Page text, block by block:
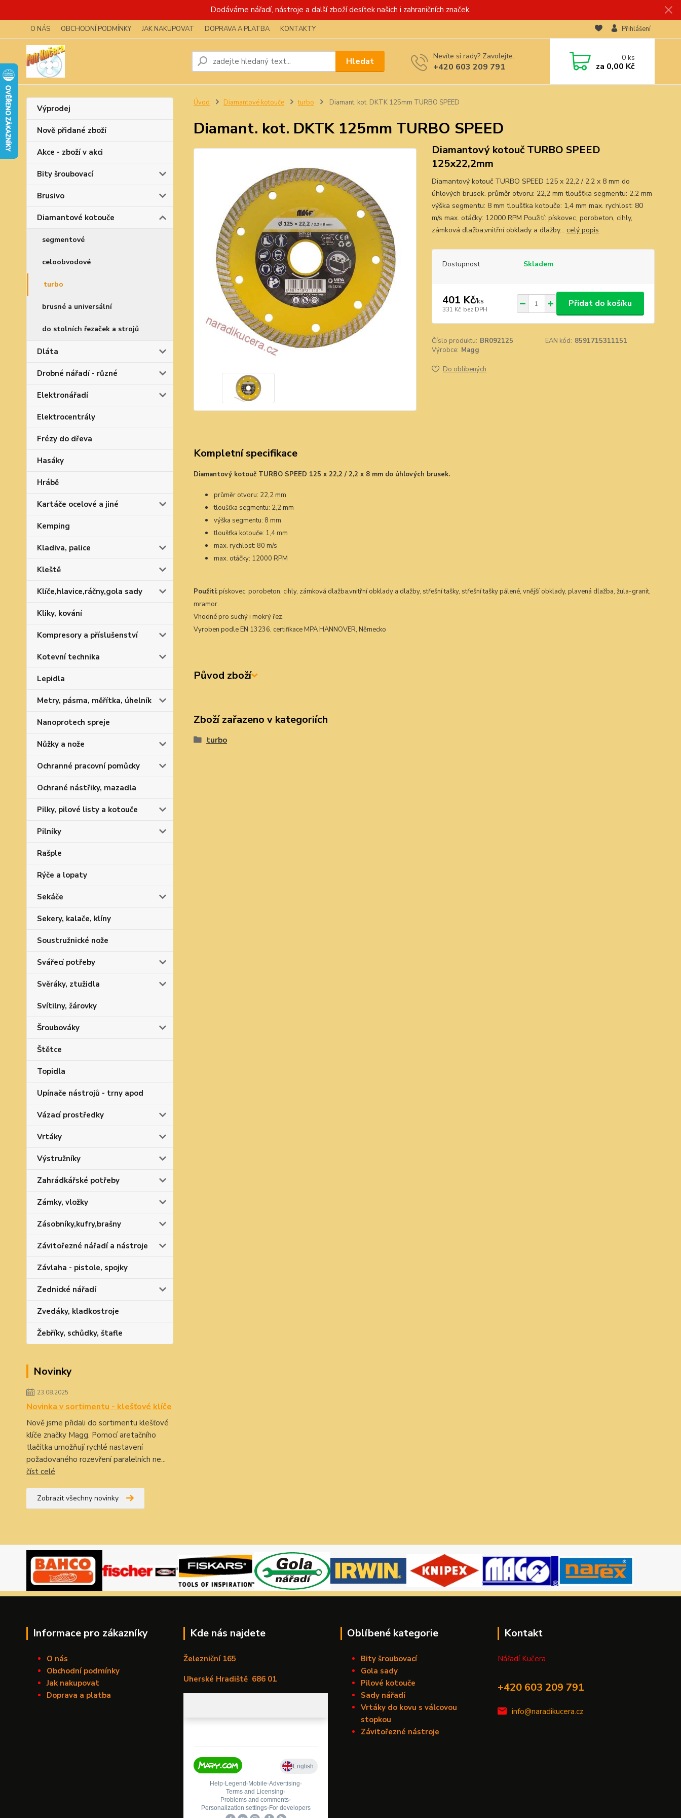
Dodáváme nářadí, nástroje a další zboží desítek našich i zahraničních značek.
O NÁS OBCHODNÍ PODMÍNKY JAK NAKUPOVAT DOPRAVA A PLATBA KONTAKTY Přihlášení
Hledat Nevíte si rady? Zavolejte.
+420 603 209 791
0ks
za 0,00 Kč
Výprodej
Nově přidané zboží
Akce - zboží v akci
Bity šroubovací
Brusivo
Diamantové kotouče
segmentové
celoobvodové
turbo
brusné a universální
do stolních řezaček a strojů
Dláta
Drobné nářadí - různé
Elektronářadí
Elektrocentrály
Frézy do dřeva
Hasáky
Hrábě
Kartáče ocelové a jiné
Kemping
Kladiva, palice
Kleště
Klíče,hlavice,ráčny,gola sady
Kliky, kování
Kompresory a příslušenství
Kotevní technika
Lepidla
Metry, pásma, měřítka, úhelník
Nanoprotech spreje
Nůžky a nože
Ochranné pracovní pomůcky
Ochrané nástřiky, mazadla
Pilky, pilové listy a kotouče
Pilníky
Rašple
Rýče a lopaty
Sekáče
Sekery, kalače, klíny
Soustružnické nože
Svářecí potřeby
Svěráky, ztužidla
Svítilny, žárovky
Šroubováky
Štětce
Topidla
Upínače nástrojů - trny apod
Vázací prostředky
Vrtáky
Výstružníky
Zahrádkářské potřeby
Zámky, vložky
Zásobníky,kufry,brašny
Závitořezné nářadí a nástroje
Závlaha - pistole, spojky
Zednické nářadí
Zvedáky, kladkostroje
Žebříky, schůdky, štafle
Novinky
23.08.2025
Novinka v sortimentu - klešťové klíče
Nově jsme přidali do sortimentu klešťové
klíče značky Magg. Pomocí aretačního
tlačítka umožňují rychlé nastavení
požadovaného rozevření paralelních ne...
číst celé
Zobrazit všechny novinky
Úvod Diamantové kotouče turbo Diamant. kot. DKTK 125mm TURBO SPEED
Diamant. kot. DKTK 125mm TURBO SPEED
Diamantový kotouč TURBO SPEED
125x22,2mm
Diamantový kotouč TURBO SPEED 125 x 22,2 / 2,2 x 8 mm do
úhlových brusek. průměr otvoru: 22,2 mm tloušťka segmentu: 2,2 mm
výška segmentu: 8 mm tloušťka kotouče: 1,4 mm max. rychlost: 80
m/s max. otáčky: 12000 RPM Použití: pískovec, porobeton, cihly,
zámková dlažba,vnitřní obklady a dlažby... celý popis
Dostupnost Skladem
401 Kč/ks
331 Kč bez DPH
Přidat do košíku
Číslo produktu: BR092125 EAN kód: 8591715311151
Výrobce: Magg
Do oblíbených
Kompletní specifikace
Diamantový kotouč TURBO SPEED 125 x 22,2 / 2,2 x 8 mm do úhlových brusek.
průměr otvoru: 22,2 mm
tloušťka segmentu: 2,2 mm
výška segmentu: 8 mm
tloušťka kotouče: 1,4 mm
max. rychlost: 80 m/s
max. otáčky: 12000 RPM
Použití:pískovec, porobeton, cihly, zámková dlažba,vnitřní obklady a dlažby, střešní tašky, střešní tašky pálené, vnější obklady, plavená dlažba, žula-granit,
mramor.
Vhodné pro suchý i mokrý řez.
Vyroben podle EN 13236, certifikace MPA HANNOVER, Německo
Původ zboží
Zboží zařazeno v kategoriích
turbo
Informace pro zákazníky
O nás
Obchodní podmínky
Jak nakupovat
Doprava a platba
Kde nás najdete
Železniční 165
Uherské Hradiště 686 01
Oblíbené kategorie
Bity šroubovací
Gola sady
Pilové kotouče
Sady nářadí
Vrtáky do kovu s válcovou
stopkou
Závitořezné nástroje
Kontakt
Nářadí Kučera
+420 603 209 791
info@naradikucera.cz